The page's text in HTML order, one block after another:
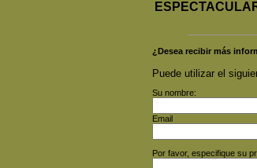
¿Desea recibir más
Puede utilizar el
Su nombre:
Email
Por favor, especifique su